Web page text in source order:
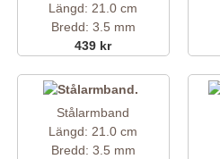
Längd: 21.0 cm
Bredd: 3.5 mm
439 kr
Stålarmband
Längd: 21.0 cm
Bredd: 3.5 mm